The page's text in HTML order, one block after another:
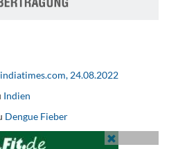
24.08.2022
Indien
Dengue Fieber